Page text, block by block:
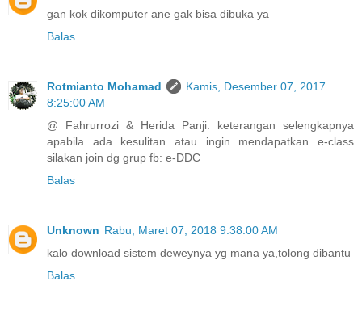
gan kok dikomputer ane gak bisa dibuka ya
Balas
Rotmianto Mohamad
Kamis, Desember 07, 2017
8:25:00 AM
@ Fahrurrozi & Herida Panji: keterangan selengkapnya
apabila ada kesulitan atau ingin mendapatkan e-class
silakan join dg grup fb: e-DDC
Balas
Unknown Rabu, Maret 07, 2018 9:38:00 AM
kalo download sistem deweynya yg mana ya,tolong dibantu
Balas